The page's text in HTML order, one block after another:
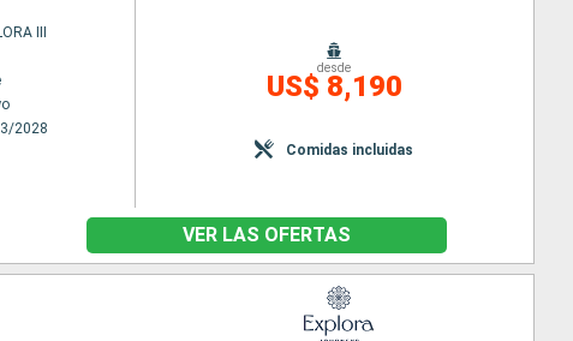
III
2028
desde
US$ 8,190
Comidas incluidas
VER LAS OFERTAS